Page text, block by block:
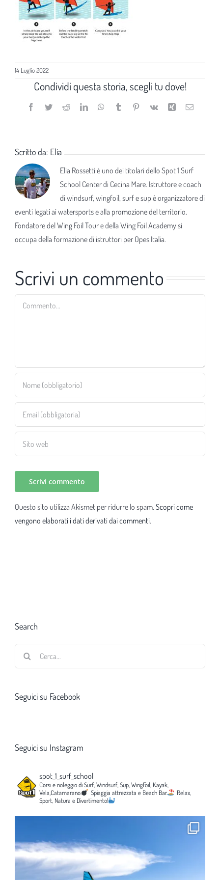
14 Luglio 2022
Condividi questa storia, scegli tu dove!
Facebook
TwitterRedditLinkedInWhatsApp
TumblrPinterest
Vk Xing Email
Scritto da: Elia
Elia Rossetti è uno dei titolari dello Spot 1 Surf
School Center di Cecina Mare. Istruttore e coach
di windsurf, wingfoil, surf e sup è organizzatore di
eventi legati ai watersports e alla promozione del territorio.
Fondatore del Wing Foil Tour e della Wing Foil Academy si
occupa della formazione di istruttori per Opes Italia.
Scrivi un commento
Commento
Questo sito utilizza Akismet per ridurre lo spam. Scopri come
vengono elaborati i dati derivati dai commenti.
Search
Seguici su Facebook
Seguici su Instagram
spot_1_surf_school
Corsi e noleggio di Surf, Windsurf, Sup, WingFoil, Kayak,
Vela,Catamarano.
Spiaggia attrezzata e Beach Bar.
Relax,
Sport, Natura e Divertimento!